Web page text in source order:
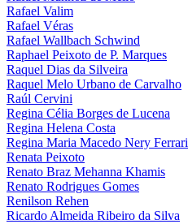
Rafael Valim
Rafael Véras
Rafael Wallbach Schwind
Raphael Peixoto de P. Marques
Raquel Dias da Silveira
Raquel Melo Urbano de Carvalho
Raúl Cervini
Regina Célia Borges de Lucena
Regina Helena Costa
Regina Maria Macedo Nery Ferrari
Renata Peixoto
Renato Braz Mehanna Khamis
Renato Rodrigues Gomes
Renilson Rehen
Ricardo Almeida Ribeiro da Silva